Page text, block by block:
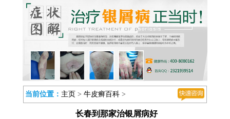
当前位置： 主页 > 牛皮癣百科 >
长春到那家治银屑病好